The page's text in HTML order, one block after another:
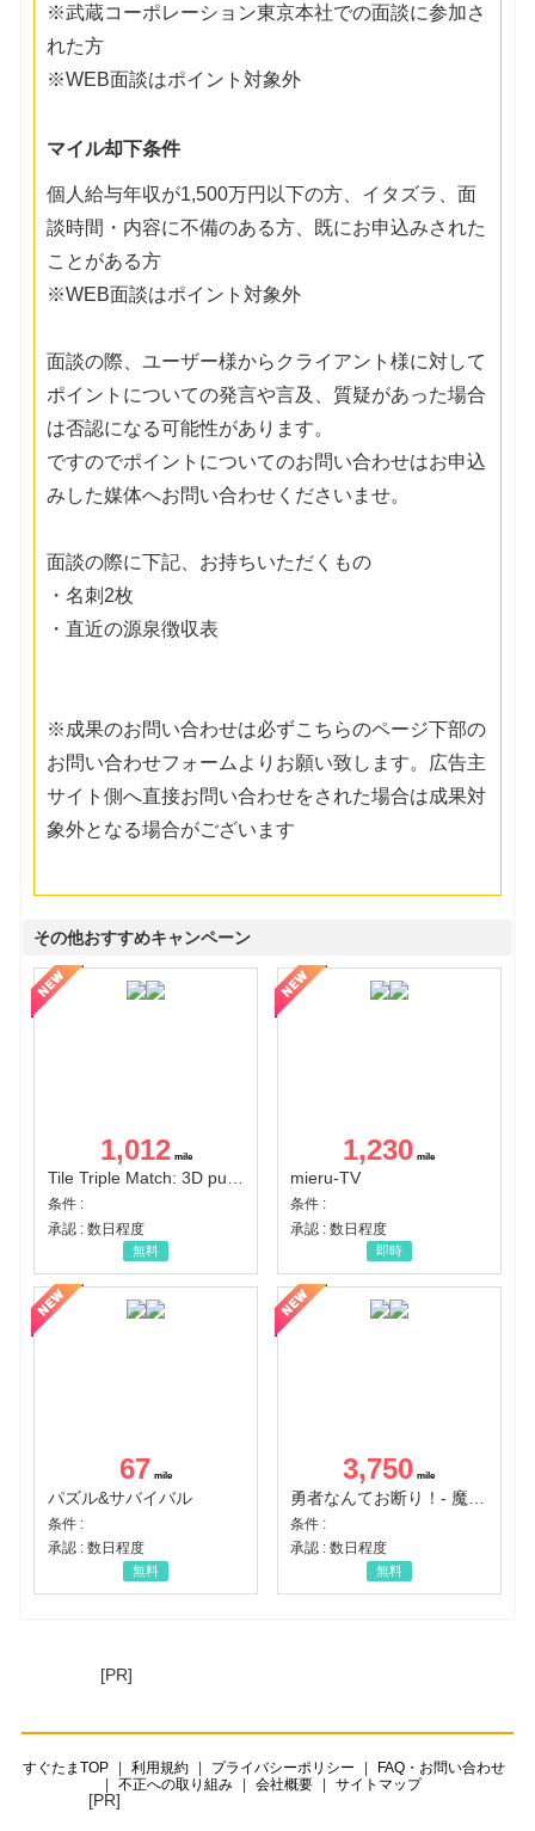
※武蔵コーポレーション東京本社での面談に参加さ
れた方
※WEB面談はポイント対象外
マイル却下条件
個人給与年収が1,500万円以下の方、イタズラ、面
談時間・内容に不備のある方、既にお申込みされた
ことがある方
※WEB面談はポイント対象外
面談の際、ユーザー様からクライアント様に対して
ポイントについての発言や言及、質疑があった場合
は否認になる可能性があります。
ですのでポイントについてのお問い合わせはお申込
みした媒体へお問い合わせくださいませ。
面談の際に下記、お持ちいただくもの
・名刺2枚
・直近の源泉徴収表
※成果のお問い合わせは必ずこちらのページ下部の
お問い合わせフォームよりお願い致します。広告主
サイト側へ直接お問い合わせをされた場合は成果対
象外となる場合がございます
その他おすすめキャンペーン
1,012
Tile Triple Match: 3D puzzle
条件 :
承認 : 数日程度
無料
1,230
mieru-TV
条件 :
承認 : 数日程度
即時
67
パズル&サバイバル
条件 :
承認 : 数日程度
無料
3,750
条件 :
承認 : 数日程度
無料
[PR]
すぐたまTOP 利用規約 プライバシーポリシー
FAQ・お問い合わせ
不正への取り組み
会社概要 サイトマップ
[PR]